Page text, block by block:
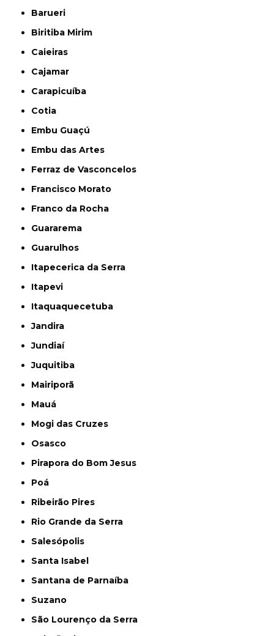
Barueri
Biritiba Mirim
Caieiras
Cajamar
Carapicuíba
Cotia
Embu Guaçú
Embu das Artes
Ferraz de Vasconcelos
Francisco Morato
Franco da Rocha
Guararema
Guarulhos
Itapecerica da Serra
Itapevi
Itaquaquecetuba
Jandira
Jundiaí
Juquitiba
Mairiporã
Mauá
Mogi das Cruzes
Osasco
Pirapora do Bom Jesus
Poá
Ribeirão Pires
Rio Grande da Serra
Salesópolis
Santa Isabel
Santana de Parnaíba
Suzano
São Lourenço da Serra